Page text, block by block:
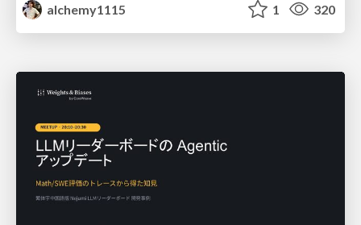
alchemy1115
1 320